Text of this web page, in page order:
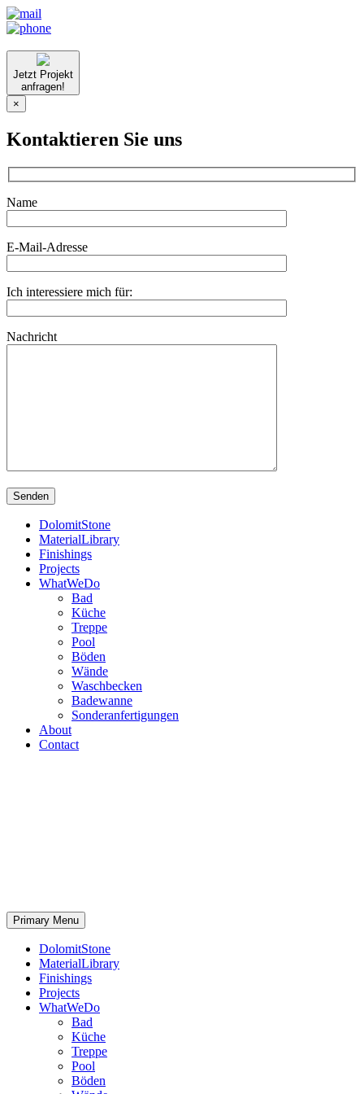
Jetzt Projekt
anfragen!
×
Kontaktieren Sie uns
Name
E-Mail-Adresse
Ich interessiere mich für:
Nachricht
DolomitStone
MaterialLibrary
Finishings
Projects
WhatWeDo
Bad
Küche
Treppe
Pool
Böden
Wände
Waschbecken
Badewanne
Sonderanfertigungen
About
Contact
Primary Menu
DolomitStone
MaterialLibrary
Finishings
Projects
WhatWeDo
Bad
Küche
Treppe
Pool
Böden